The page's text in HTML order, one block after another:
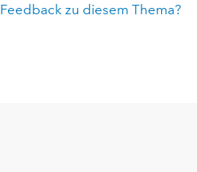
Feedback zu diesem Thema?